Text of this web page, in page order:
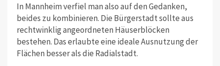
In Mannheim verfiel man also auf den Gedanken,
beides zu kombinieren. Die Bürgerstadt sollte aus
rechtwinklig angeordneten Häuserblöcken
bestehen. Das erlaubte eine ideale Ausnutzung der
Flächen besser als die Radialstadt.